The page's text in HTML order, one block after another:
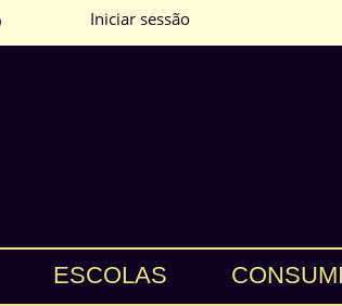
Iniciar sessão
ESCOLAS